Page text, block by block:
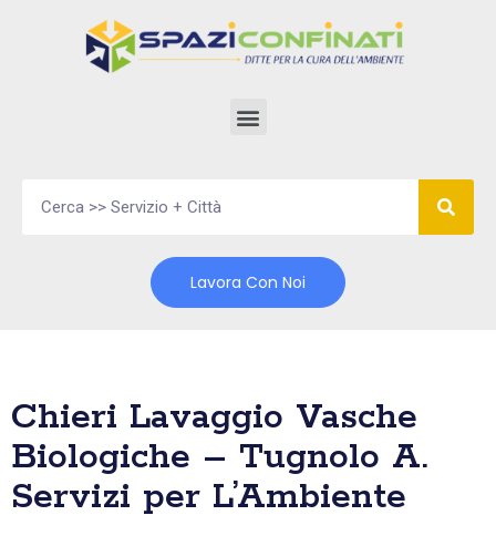
Lavora Con Noi
Chieri Lavaggio Vasche
Biologiche – Tugnolo A.
Servizi per L’Ambiente